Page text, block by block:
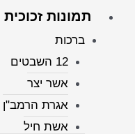
תמונות
ברכות
12 השבטים
אשר יצר
אגרת הרמב"ן
אשת חיל